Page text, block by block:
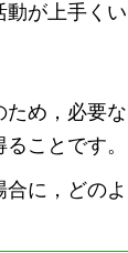
動が上手くい
め，必要な
ことです。
に，どのよ